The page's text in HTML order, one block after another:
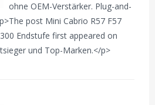
ohne OEM-Verstärker. Plug-and-
post Mini Cabrio R57 F57
Endstufe first appeared on
und Top-Marken.</p>